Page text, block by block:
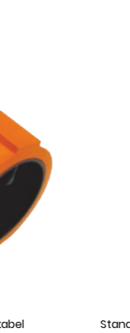
ST2D IEC